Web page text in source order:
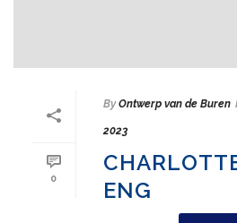
0
By Ontwerp van de Buren
2023
ENG